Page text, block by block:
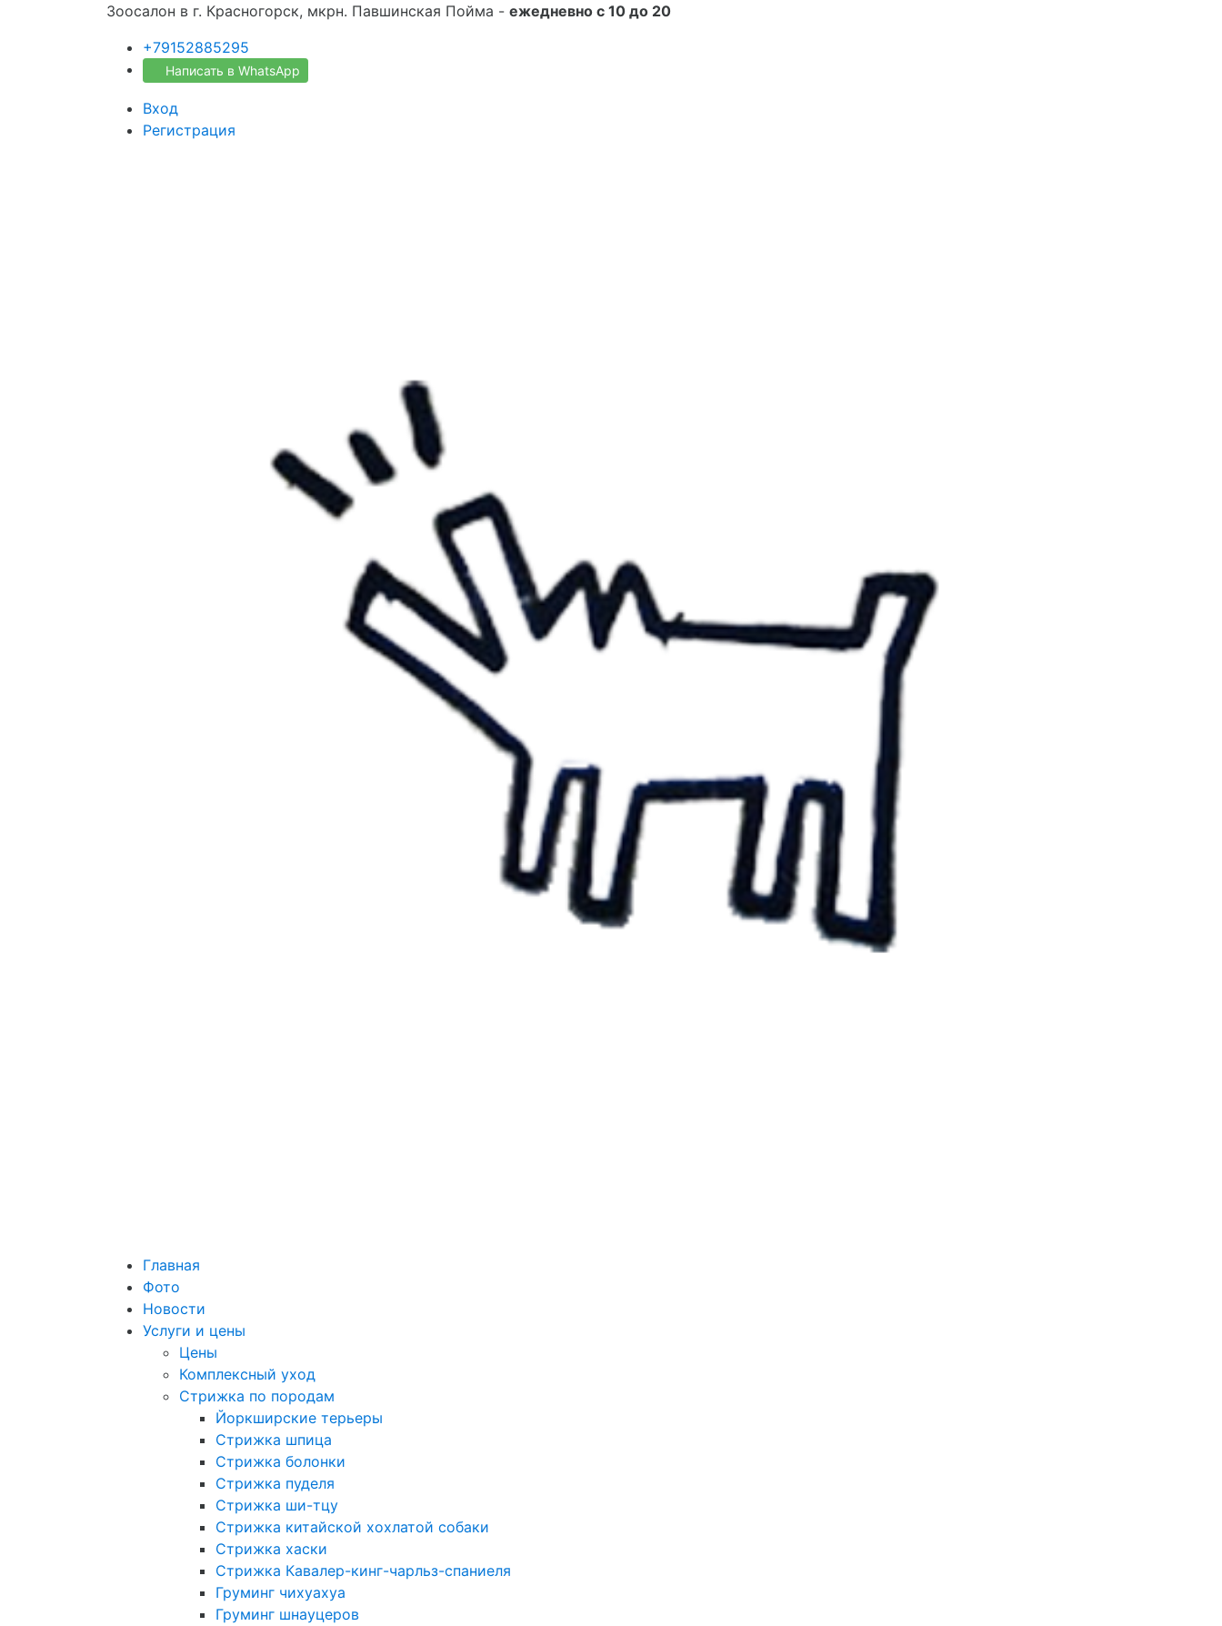
Зоосалон в г. Красногорск, мкрн. Павшинская Пойма - ежедневно с 10 до 20
+79152885295
Написать в WhatsApp
Вход
Регистрация
Главная
Фото
Новости
Услуги и цены
Цены
Комплексный уход
Стрижка по породам
Йоркширские терьеры
Стрижка шпица
Стрижка болонки
Стрижка пуделя
Стрижка ши-тцу
Стрижка китайской хохлатой собаки
Стрижка хаски
Стрижка Кавалер-кинг-чарльз-спаниеля
Груминг чихуахуа
Груминг шнауцеров